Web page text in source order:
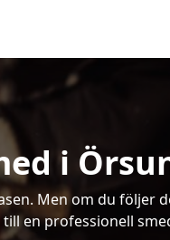
i
Men om du
till en professionell